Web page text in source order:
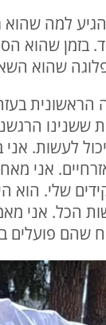
למה שהוא
בזמן שהוא
שהוא
הראשונית
ב-07.10
לעשות. אני
אני
שלי. הוא
הכל. אני
שהם פועלים